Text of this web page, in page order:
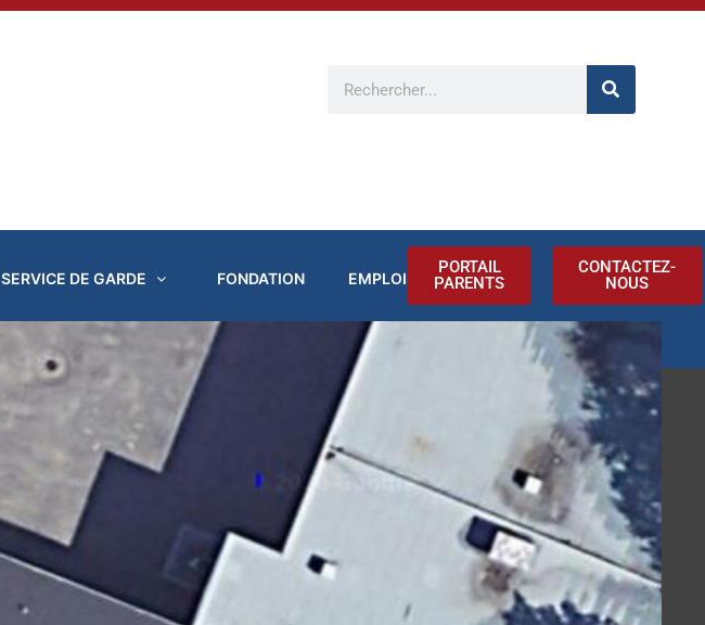
SERVICE DE GARDE FONDATION EMPLOIS
PORTAIL
PARENTS
CONTACTEZ-
NOUS